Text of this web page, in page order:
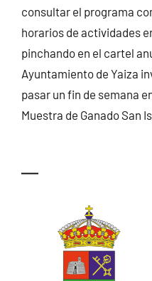
consultar el programa
horarios de actividades
pinchando en el cartel
Ayuntamiento de Yaiza
pasar un fin de semana
Muestra de Ganado San
—